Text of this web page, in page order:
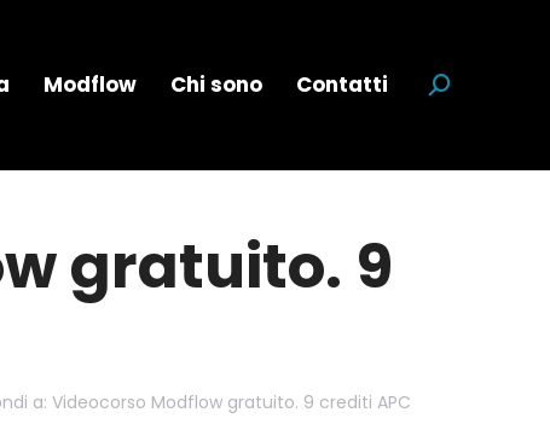
Modflow Chi sono Contatti Cerca:
gratuito. 9
a: Videocorso Modflow gratuito. 9 crediti APC